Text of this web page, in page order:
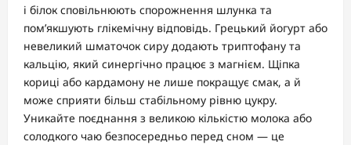
і білок сповільнюють спорожнення шлунка та
пом’якшують глікемічну відповідь. Грецький йогурт або
невеликий шматочок сиру додають триптофану та
кальцію, який синергічно працює з магнієм. Щіпка
кориці або кардамону не лише покращує смак, а й
може сприяти більш стабільному рівню цукру.
Уникайте поєднання з великою кількістю молока або
солодкого чаю безпосередньо перед сном — це